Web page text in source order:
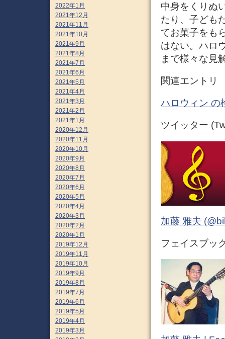
中身をくりぬ
たり、子ども
てお菓子をも
はない。ハロ
まで様々な見
関連エントリ
ハロウィン の
ツイッター
加藤 雅夫
フェイスブッ
2022年1月
2021年12月
2021年11月
2021年10月
2021年9月
2021年8月
2021年7月
2021年6月
2021年5月
2021年4月
2021年3月
2021年2月
2021年1月
2020年12月
2020年11月
2020年10月
2020年9月
2020年8月
2020年7月
2020年6月
2020年5月
2020年4月
2020年3月
2020年2月
2020年1月
2019年12月
2019年11月
2019年10月
2019年9月
2019年8月
2019年7月
2019年6月
2019年5月
2019年4月
2019年3月